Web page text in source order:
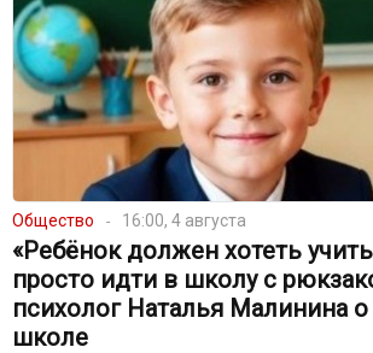
Общество 16:00, 4 августа
«Ребёнок должен хотеть
просто идти в школу с
психолог Наталья Малинина о
школе